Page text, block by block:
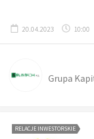
20.04.2023 10:00
Grupa
RELACJE INWESTORSKIE